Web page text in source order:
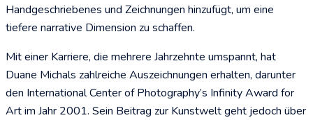
Handgeschriebenes und Zeichnungen hinzufügt, um eine
tiefere narrative Dimension zu schaffen.
Mit einer Karriere, die mehrere Jahrzehnte umspannt, hat
Duane Michals zahlreiche Auszeichnungen erhalten, darunter
den International Center of Photography’s Infinity Award for
Art im Jahr 2001. Sein Beitrag zur Kunstwelt geht jedoch über